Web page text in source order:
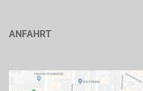
ANFAHRT